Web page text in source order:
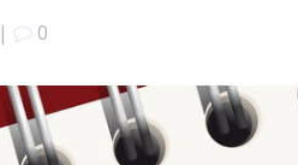
| 0